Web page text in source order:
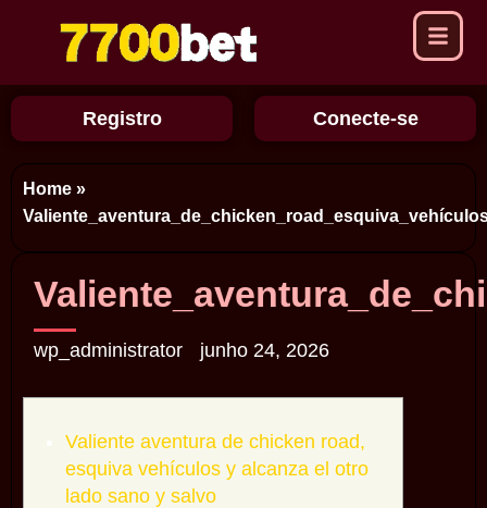
Registro Conecte-se
Home »
wp_administrator junho 24, 2026
Valiente aventura de chicken road,
esquiva vehículos y alcanza el otro
lado sano y salvo